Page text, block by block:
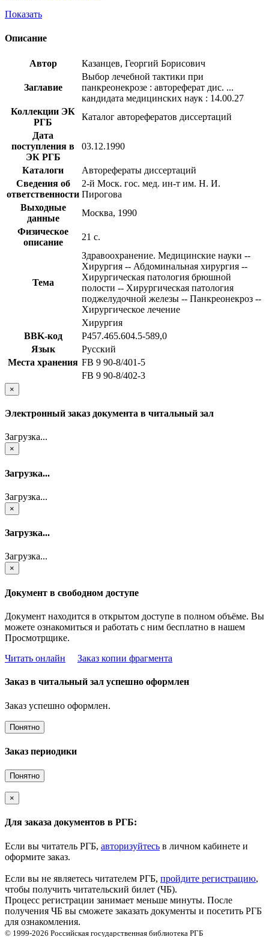
Показать
Описание
Автор Казанцев, Георгий Борисович
Заглавие
Выбор лечебной тактики при
панкреонекрозе : автореферат дис. ...
кандидата медицинских наук : 14.00.27
Коллекции ЭК
РГБ
Каталог авторефератов диссертаций
Дата
поступления в
ЭК РГБ
03.12.1990
Каталоги
Авторефераты диссертаций
Сведения об
ответственности
2-й Моск. гос. мед. ин-т им. Н. И.
Пирогова
Выходные
данные
Москва, 1990
Физическое
описание
21 с.
Тема
Здравоохранение. Медицинские науки --
Хирургия -- Абдоминальная хирургия --
Хирургическая патология брюшной
полости -- Хирургическая патология
поджелудочной железы -- Панкреонекроз --
Хирургическое лечение
Хирургия
BBK-код
Р457.465.604.5-589,0
Язык
Русский
Места хранения FB 9 90-8/401-5
FB 9 90-8/402-3
×
Электронный заказ документа в читальный зал
Загрузка...
×
Загрузка...
Загрузка...
×
Загрузка...
Загрузка...
×
Документ в свободном доступе
Документ находится в открытом доступе в полном объёме. Вы
можете ознакомиться и работать с ним бесплатно в нашем
Просмотрщике.
Читать онлайн
Заказ копии фрагмента
Заказ в читальный зал успешно оформлен
Заказ успешно оформлен.
Понятно
Заказ периодики
Понятно
×
Для заказа документов в РГБ:
Если вы читатель РГБ, авторизуйтесь в личном кабинете и
оформите заказ.
Если вы не являетесь читателем РГБ, пройдите регистрацию,
чтобы получить читательский билет (ЧБ).
Процесс регистрации занимает меньше минуты. После
получения ЧБ вы сможете заказать документы и посетить РГБ
для ознакомления.
© 1999-2026 Российская государственная библиотека РГБ